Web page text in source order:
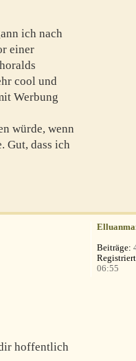
ich nach
einer
cool und
Werbung
würde, wenn
Gut, dass ich
hoffentlich
Beiträge:
06:55